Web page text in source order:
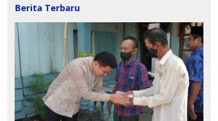
Berita Terbaru